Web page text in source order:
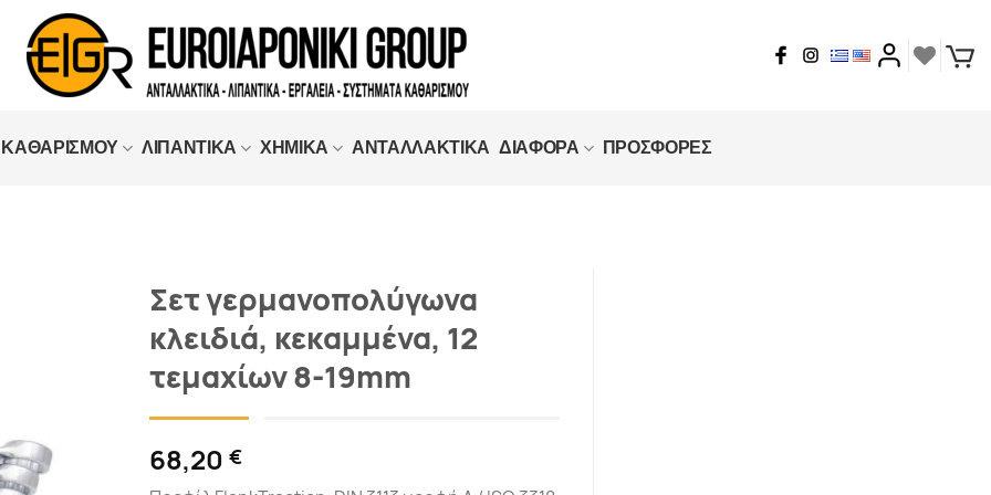
ΛΙΠΑΝΤΙΚΑ ΧΗΜΙΚΑ ΑΝΤΑΛΛΑΚΤΙΚΑ ΔΙΑΦΟΡΑ ΠΡΟΣΦΟΡΕΣ
Σετ γερμανοπολύγωνα
κλειδιά, κεκαμμένα, 12
τεμαχίων 8-19mm
68,20 €